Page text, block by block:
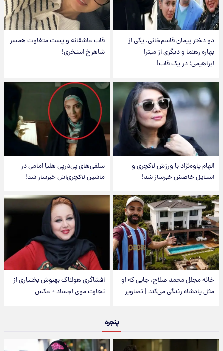
دو دختر پیمان قاسم‌خانی، یکی از
بهاره رهنما و دیگری از میترا
ابراهیمی؛ در یک قاب!
قاب عاشقانه و پست متفاوت همسر
شاهرخ استخری!
الهام پاوه‌نژاد با ورزش لاکچری و
استایل خاصش خبرساز شد!
سلفی‌های پی‌درپی هلیا امامی در
ماشین لاکچری‌اش خبرساز شد!
خانه مجلل محمد صلاح، جایی که او
مثل پادشاه زندگی می‌کند | تصاویر
افشاگری هولناک بهنوش بختیاری از
تجارت موی اجساد + عکس
پنجره